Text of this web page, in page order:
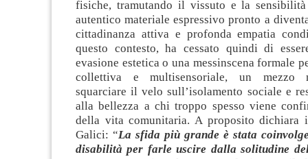
fisiche, tramutando il vissuto e la
autentico materiale espressivo pronto a
cittadinanza attiva e profonda empatia
questo contesto, ha cessato quindi di
evasione estetica o una messinscena formale
collettiva e multisensoriale, un mezzo
squarciare il velo sull’isolamento sociale e
alla bellezza a chi troppo spesso viene
della vita comunitaria. A proposito dichiara
Galici: “La sfida più grande è stata
disabilità per farle uscire dalla solitudine